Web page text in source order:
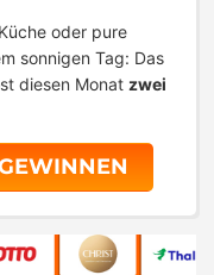
oder pure
sonnigen Tag: Das
diesen Monat zwei